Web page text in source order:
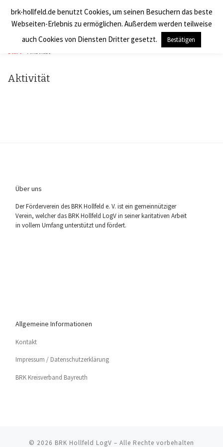
Zum Inhalt springen
BRK Hollfeld LogV
Search
Start Aktivität
Aktivität
Über uns
Der För­der­ver­ein des BRK Holl­feld e. V. ist ein gemein­nüt­zi­ger
Ver­ein, wel­cher das BRK Holl­feld LogV in sei­ner kari­ta­ti­ven Arbeit
in vol­lem Umfang unter­stützt und fördert.
Allgemeine Informationen
Kon­takt
Impres­sum / Datenschutzerklärung
BRK Kreis­ver­band Bayreuth
© 2026 BRK Hollfeld LogV – Alle Rechte vorbehalten
brk-hollfeld.de benutzt Cookies, um seinen Besuchern das beste
Webseiten-Erlebnis zu ermöglichen. Außerdem werden teilweise
auch Cookies von Diensten Dritter gesetzt.
Bestätigen